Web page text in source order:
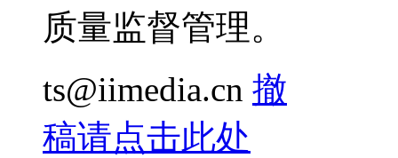
质量监督管理。
ts@iimedia.cn 撤
稿请点击此处